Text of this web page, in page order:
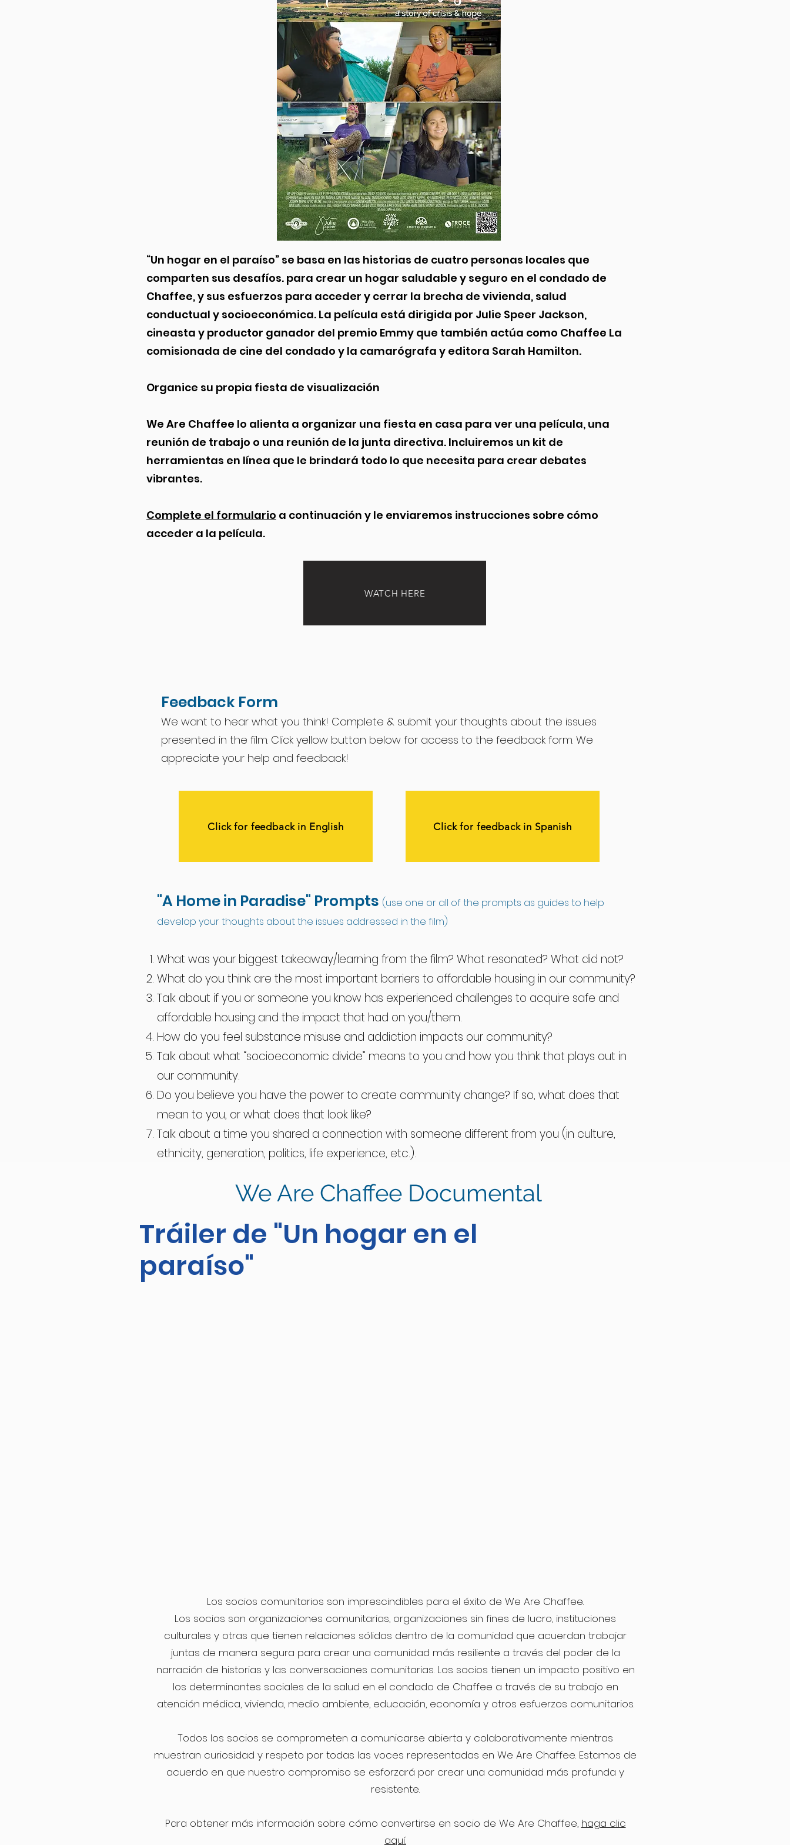
“Un hogar en el paraíso” se basa en las historias de cuatro personas locales que
comparten sus desafíos. para crear un hogar saludable y seguro en el condado de
Chaffee, y sus esfuerzos para acceder y cerrar la brecha de vivienda, salud
conductual y socioeconómica. La película está dirigida por Julie Speer Jackson,
cineasta y productor ganador del premio Emmy que también actúa como Chaffee La
comisionada de cine del condado y la camarógrafa y editora Sarah Hamilton.
Organice su propia fiesta de visualización
We Are Chaffee lo alienta a organizar una fiesta en casa para ver una película, una
reunión de trabajo o una reunión de la junta directiva. Incluiremos un kit de
herramientas en línea que le brindará todo lo que necesita para crear debates
vibrantes.
Complete el formulario a continuación y le enviaremos instrucciones sobre cómo
acceder a la película.
WATCH HERE
Feedback Form
We want to hear what you think! Complete & submit your thoughts about the issues
presented in the film. Click yellow button below for access to the feedback form. We
appreciate your help and feedback!
Click for feedback in English Click for feedback in Spanish
"A Home in Paradise" Prompts (use one or all of the prompts as guides to help
develop your thoughts about the issues addressed in the film)
What was your biggest takeaway/learning from the film? What resonated? What did not?
What do you think are the most important barriers to affordable housing in our community?
Talk about if you or someone you know has experienced challenges to acquire safe and
affordable housing and the impact that had on you/them.
How do you feel substance misuse and addiction impacts our community?
Talk about what “socioeconomic divide” means to you and how you think that plays out in
our community.
Do you believe you have the power to create community change? If so, what does that
mean to you, or what does that look like?
Talk about a time you shared a connection with someone different from you (in culture,
ethnicity, generation, politics, life experience, etc.).
How old will you be in 2050 and how does that change your perspective?
We Are Chaffee Documental
Tráiler de "Un hogar en el
paraíso"
Los socios comunitarios son imprescindibles para el éxito de We Are Chaffee.
Los socios son organizaciones comunitarias, organizaciones sin fines de lucro, instituciones
culturales y otras que tienen relaciones sólidas dentro de la comunidad que acuerdan trabajar
juntas de manera segura para crear una comunidad más resiliente a través del poder de la
narración de historias y las conversaciones comunitarias. Los socios tienen un impacto positivo en
los determinantes sociales de la salud en el condado de Chaffee a través de su trabajo en
atención médica, vivienda, medio ambiente, educación, economía y otros esfuerzos comunitarios.
Todos los socios se comprometen a comunicarse abierta y colaborativamente mientras
muestran curiosidad y respeto por todas las voces representadas en We Are Chaffee. Estamos de
acuerdo en que nuestro compromiso se esforzará por crear una comunidad más profunda y
resistente.
Para obtener más información sobre cómo convertirse en socio de We Are Chaffee, haga clic
aquí.